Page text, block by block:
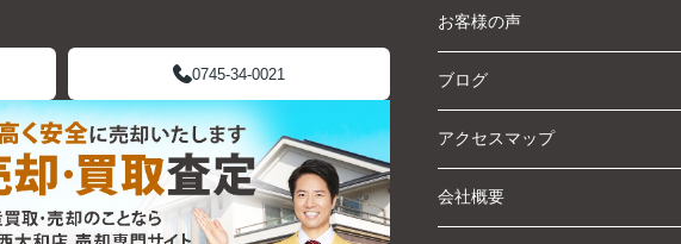
0745-34-0021
お客様の声
ブログ
アクセスマップ
会社概要